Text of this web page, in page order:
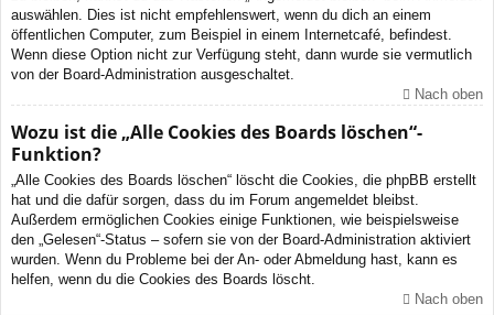
auswählen. Dies ist nicht empfehlenswert, wenn du dich an einem
öffentlichen Computer, zum Beispiel in einem Internetcafé, befindest.
Wenn diese Option nicht zur Verfügung steht, dann wurde sie vermutlich
von der Board-Administration ausgeschaltet.
Nach oben
Wozu ist die „Alle Cookies des Boards löschen“-
Funktion?
„Alle Cookies des Boards löschen“ löscht die Cookies, die phpBB erstellt
hat und die dafür sorgen, dass du im Forum angemeldet bleibst.
Außerdem ermöglichen Cookies einige Funktionen, wie beispielsweise
den „Gelesen“-Status – sofern sie von der Board-Administration aktiviert
wurden. Wenn du Probleme bei der An- oder Abmeldung hast, kann es
helfen, wenn du die Cookies des Boards löscht.
Nach oben